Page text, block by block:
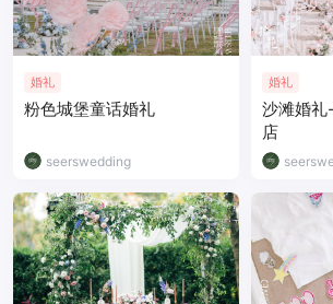
婚礼
粉色城堡童话婚礼
seerswedding
婚礼
沙滩婚礼
店